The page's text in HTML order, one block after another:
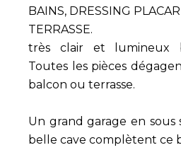
BAINS, DRESSING
TERRASSE.
très clair et lumineux
Toutes les pièces
balcon ou terrasse.
Un grand garage en
belle cave complètent ce